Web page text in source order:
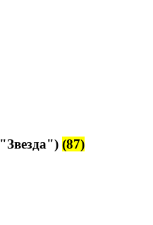
(87)